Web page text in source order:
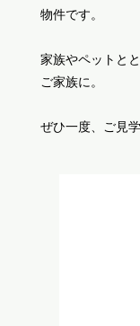
物件です。
家族やペットと
ご家族に。
ぜひ一度、ご見